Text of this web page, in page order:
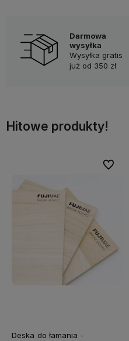
Darmowa
wysyłka
Wysyłka gratis
już od 350 zł
Hitowe produkty!
Deska do łamania -
Do